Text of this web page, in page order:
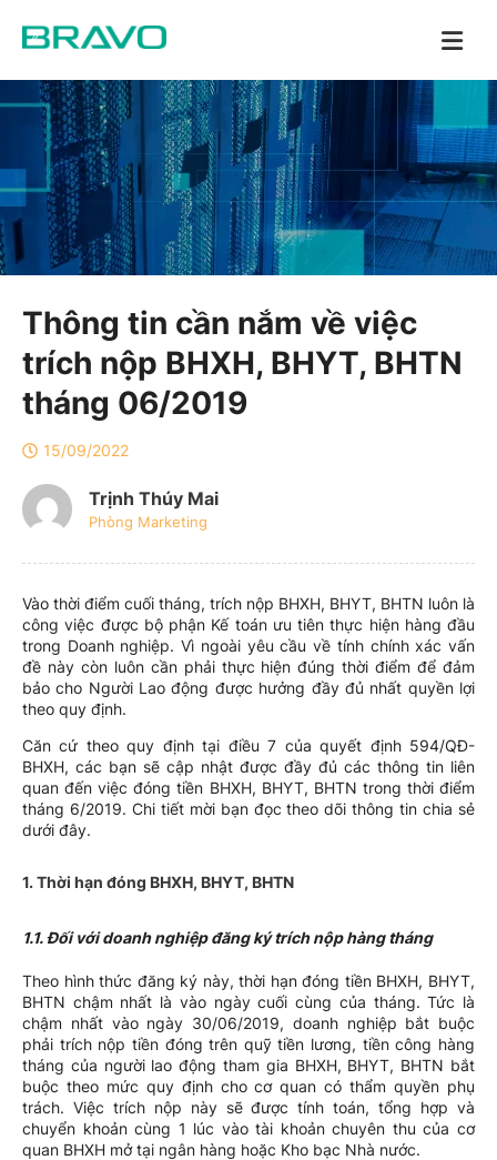
Thông tin cần nắm về việc
trích nộp BHXH, BHYT, BHTN
tháng 06/2019
15/09/2022
Trịnh Thúy Mai
Phòng Marketing
Vào thời điểm cuối tháng, trích nộp BHXH, BHYT, BHTN luôn là
công việc được bộ phận Kế toán ưu tiên thực hiện hàng đầu
trong Doanh nghiệp. Vì ngoài yêu cầu về tính chính xác vấn
đề này còn luôn cần phải thực hiện đúng thời điểm để đảm
bảo cho Người Lao động được hưởng đầy đủ nhất quyền lợi
theo quy định.
Căn cứ theo quy định tại điều 7 của quyết định 594/QĐ-
BHXH, các bạn sẽ cập nhật được đầy đủ các thông tin liên
quan đến việc đóng tiền BHXH, BHYT, BHTN trong thời điểm
tháng 6/2019. Chi tiết mời bạn đọc theo dõi thông tin chia sẻ
dưới đây.
1. Thời hạn đóng BHXH, BHYT, BHTN
1.1. Đối với doanh nghiệp đăng ký trích nộp hàng tháng
Theo hình thức đăng ký này, thời hạn đóng tiền BHXH, BHYT,
BHTN chậm nhất là vào ngày cuối cùng của tháng. Tức là
chậm nhất vào ngày 30/06/2019, doanh nghiệp bắt buộc
phải trích nộp tiền đóng trên quỹ tiền lương, tiền công hàng
tháng của người lao động tham gia BHXH, BHYT, BHTN bắt
buộc theo mức quy định cho cơ quan có thẩm quyền phụ
trách. Việc trích nộp này sẽ được tính toán, tổng hợp và
chuyển khoản cùng 1 lúc vào tài khoản chuyên thu của cơ
quan BHXH mở tại ngân hàng hoặc Kho bạc Nhà nước.